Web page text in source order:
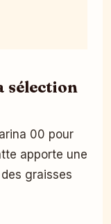
sélection
00 pour
apporte une
graisses